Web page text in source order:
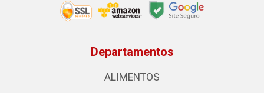
Departamentos
ALIMENTOS